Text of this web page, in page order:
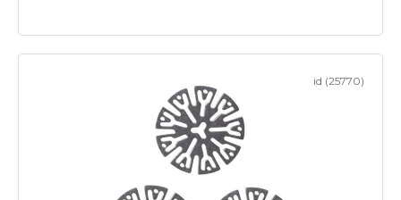
id (25770)